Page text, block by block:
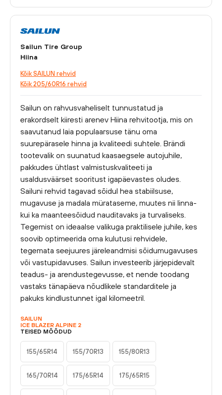
Sailun Tire Group
Hiina
Kõik SAILUN rehvid
Kõik 205/60R16 rehvid
Sailun on rahvusvaheliselt tunnustatud ja
erakordselt kiiresti arenev Hiina rehvitootja, mis on
saavutanud laia populaarsuse tänu oma
suurepärasele hinna ja kvaliteedi suhtele. Brändi
tootevalik on suunatud kaasaegsele autojuhile,
pakkudes ühtlast valmistuskvaliteeti ja
usaldusväärset sooritust igapäevastes oludes.
Sailuni rehvid tagavad sõidul hea stabiilsuse,
mugavuse ja madala mürataseme, muutes nii linna-
kui ka maanteesõidud nauditavaks ja turvaliseks.
Tegemist on ideaalse valikuga praktilisele juhile, kes
soovib optimeerida oma kulutusi rehvidele,
tegemata seejuures järeleandmisi sõidumugavuses
või vastupidavuses. Sailun investeerib järjepidevalt
teadus- ja arendustegevusse, et nende toodang
vastaks tänapäeva nõudlikele standarditele ja
pakuks kindlustunnet igal kilomeetril.
SAILUN
ICE BLAZER ALPINE 2
TEISED MÕÕDUD
155/65R14 155/70R13 155/80R13
165/70R14 175/65R14 175/65R15